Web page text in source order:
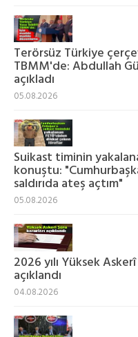
Terörsüz Türkiye
TBMM'de: Abdullah
açıkladı
05.08.2026
Suikast timinin
konuştu:
saldırıda ateş açtım"
05.08.2026
2026 yılı Yüksek
açıklandı
04.08.2026